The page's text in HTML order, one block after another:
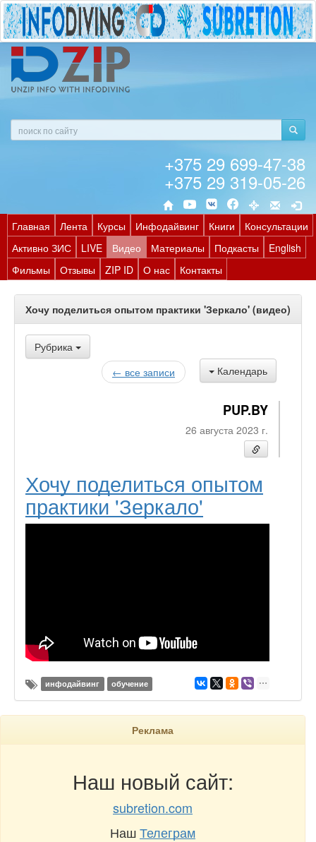
+375 29 699-47-38
+375 29 319-05-26
Главная Лента Курсы Инфодайвинг Книги
Консультации
Активно ЗИС
LIVE Видео Материалы Подкасты
English
Фильмы
Отзывы ZIP ID О нас Контакты
Хочу поделиться опытом практики 'Зеркало' (видео)
Рубрика
Календарь
← все записи
PUP.BY
26 августа 2023 г.
Хочу поделиться опытом
практики 'Зеркало'
инфодайвинг обучение
Реклама
Наш новый сайт:
subretion.com
НашТелеграм